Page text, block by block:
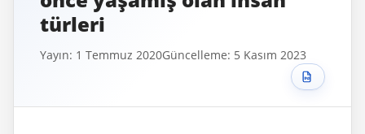
türleri
Yayın: 1 Temmuz 2020Güncelleme: 5 Kasım 2023